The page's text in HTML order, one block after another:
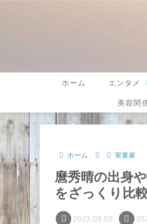
ホーム エンタメ
美容関
ホーム 実業家
麿秀晴の出身
をざっくり比
2023.09.02